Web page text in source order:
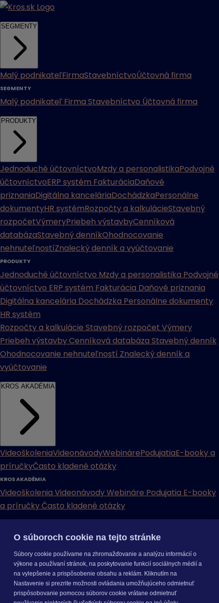
SEGMENTY
Malý podnikateľFirmaStavebníctvoÚčtovná firma
SEGMENTY
Malý podnikateľ Firma Stavebníctvo Účtovná firma
PRODUKTY
Jednoduché účtovníctvoMzdy a personalistikaPodvojné
účtovníctvoERP systém FakturáciaDaňové
priznaniaDigitálna kanceláriaDochádzkaPersonálne
dokumentyHR systémRozpočty a kalkulácieStavebný
rozpočetVýmeryPriebeh výstavbyCenníková
databázaStavebný denníkOhodnocovanie
nehnuteľnostíZnalecký denník a vyúčtovanie
PRODUKTY
Jednoduché účtovníctvo Mzdy a personalistika Podvojné
účtovníctvo ERP systém Fakturácia Daňové priznania
Digitálna kancelária Dochádzka Personálne dokumenty
HR systém
Rozpočty a kalkulácie Stavebný rozpočet Výmery
Priebeh výstavbyCenníková databáza Stavebný denník
Ohodnocovanie nehnuteľností Znalecký denník a
vyúčtovanie
KROS AKADÉMIA
VideoškoleniaVideonávodyWebinárePodujatiaE-booky a
príručkyČasto kladené otázky
KROS AKADÉMIA
Videoškolenia VideonávodyWebináre Podujatia E-booky
a príručkyČasto kladené otázky
Cenníky Odporučte nás Právne dokumenty
Odporúčaná
konfiguráciaAktualizácia verziíMobilné aplikácie
CenníkyOdporučte násPrávne dokumentyOdporúčaná
O súboroch cookie na tejto stránke
Súbory cookie používame na zhromažďovanie a analýzu informácií o
výkone a používaní stránok, na poskytovanie funkcií sociálnych médií a
na vylepšenie a prispôsobenie obsahu a reklám. Kliknutím na
Nastavenie si prezrite možnosti ovládania umožňujúceho odmietnuť
prispôsobovanie pomocou súborov cookie vrátane odmietnuť